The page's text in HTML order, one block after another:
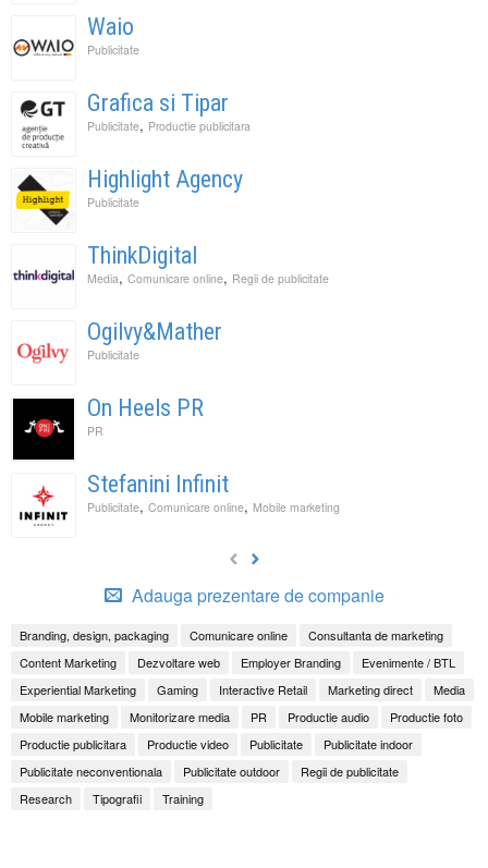
Waio
Publicitate
Grafica si Tipar
Publicitate, Productie publicitara
Highlight Agency
Publicitate
ThinkDigital
Media, Comunicare online, Regii de publicitate
Ogilvy&Mather
Publicitate
On Heels PR
PR
Stefanini Infinit
Publicitate, Comunicare online, Mobile marketing
Adauga prezentare de companie
Branding, design, packaging Comunicare online
Consultanta de marketing
Content Marketing
Dezvoltare web Employer Branding
Evenimente / BTL
Experiential Marketing
Gaming Interactive Retail Marketing direct
Media
Mobile marketing
Monitorizare media PR Productie audio
Productie foto
Productie publicitara
Productie video Publicitate
Publicitate indoor
Publicitate neconventionala
Publicitate outdoor
Regii de publicitate
Research
Tipografii Training